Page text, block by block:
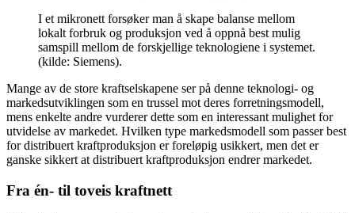
I et mikronett forsøker man å skape balanse mellom
lokalt forbruk og produksjon ved å oppnå best mulig
samspill mellom de forskjellige teknologiene i systemet.
(kilde: Siemens).
Mange av de store kraftselskapene ser på denne teknologi- og
markedsutviklingen som en trussel mot deres forretningsmodell,
mens enkelte andre vurderer dette som en interessant mulighet for
utvidelse av markedet. Hvilken type markedsmodell som passer best
for distribuert kraftproduksjon er foreløpig usikkert, men det er
ganske sikkert at distribuert kraftproduksjon endrer markedet.
Fra én- til toveis kraftnett